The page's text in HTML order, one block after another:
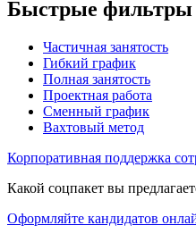
Быстрые фильтры
Частичная занятость
Гибкий график
Полная занятость
Проектная работа
Сменный график
Вахтовый метод
Корпоративная поддержка
Какой соцпакет вы
Оформляйте кандидатов